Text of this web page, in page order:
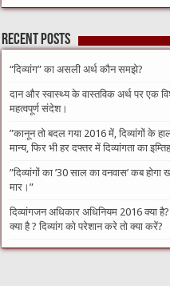
Recent Posts
“दिव्यांग” का असली अर्थ कौन समझे?
दान और स्वास्थ्य के वास्तविक अर्थ पर एक
महत्वपूर्ण संदेश।
​”कानून तो बदल गया 2016 में, दिव्यांगों के
मान्य, फिर भी हर दफ्तर में दिव्यांगता का
​”दिव्यांगों का ’30 साल का वनवास’ कब
मार।”
दिव्यांगजन अधिकार अधिनियम 2016 क्या
क्या है ? दिव्यांग को परेशान करे तो क्या करें?